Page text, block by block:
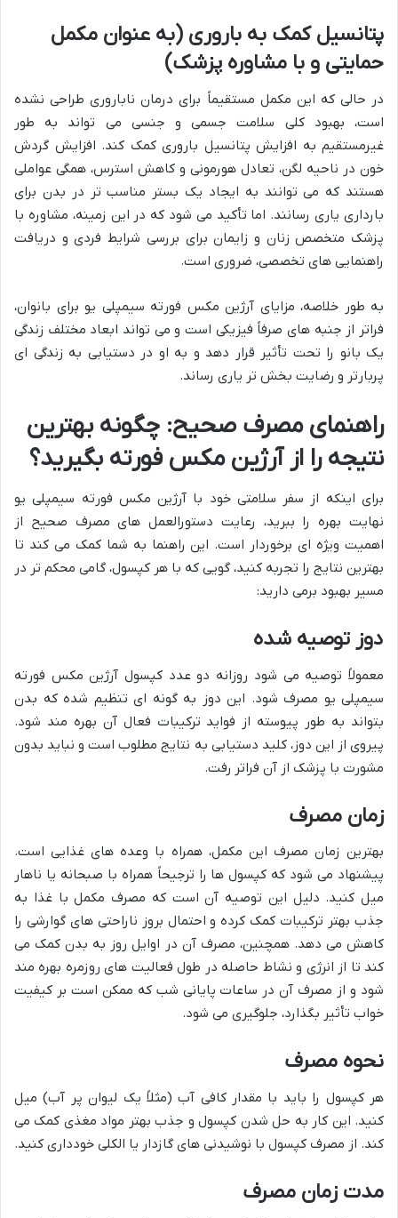
پتانسیل کمک به باروری (به عنوان مکمل
حمایتی و با مشاوره پزشک)
در حالی که این مکمل مستقیماً برای درمان ناباروری طراحی نشده
است، بهبود کلی سلامت جسمی و جنسی می تواند به طور
غیرمستقیم به افزایش پتانسیل باروری کمک کند. افزایش گردش
خون در ناحیه لگن، تعادل هورمونی و کاهش استرس، همگی عواملی
هستند که می توانند به ایجاد یک بستر مناسب تر در بدن برای
بارداری یاری رسانند. اما تأکید می شود که در این زمینه، مشاوره با
پزشک متخصص زنان و زایمان برای بررسی شرایط فردی و دریافت
راهنمایی های تخصصی، ضروری است.
به طور خلاصه، مزایای آرژین مکس فورته سیمپلی یو برای بانوان،
فراتر از جنبه های صرفاً فیزیکی است و می تواند ابعاد مختلف زندگی
یک بانو را تحت تأثیر قرار دهد و به او در دستیابی به زندگی ای
پربارتر و رضایت بخش تر یاری رساند.
راهنمای مصرف صحیح: چگونه بهترین
نتیجه را از آرژین مکس فورته بگیرید؟
برای اینکه از سفر سلامتی خود با آرژین مکس فورته سیمپلی یو
نهایت بهره را ببرید، رعایت دستورالعمل های مصرف صحیح از
اهمیت ویژه ای برخوردار است. این راهنما به شما کمک می کند تا
بهترین نتایج را تجربه کنید، گویی که با هر کپسول، گامی محکم تر در
مسیر بهبود برمی دارید:
دوز توصیه شده
معمولاً توصیه می شود روزانه دو عدد کپسول آرژین مکس فورته
سیمپلی یو مصرف شود. این دوز به گونه ای تنظیم شده که بدن
بتواند به طور پیوسته از فواید ترکیبات فعال آن بهره مند شود.
پیروی از این دوز، کلید دستیابی به نتایج مطلوب است و نباید بدون
مشورت با پزشک از آن فراتر رفت.
زمان مصرف
بهترین زمان مصرف این مکمل، همراه با وعده های غذایی است.
پیشنهاد می شود که کپسول ها را ترجیحاً همراه با صبحانه یا ناهار
میل کنید. دلیل این توصیه آن است که مصرف مکمل با غذا به
جذب بهتر ترکیبات کمک کرده و احتمال بروز ناراحتی های گوارشی را
کاهش می دهد. همچنین، مصرف آن در اوایل روز به بدن کمک می
کند تا از انرژی و نشاط حاصله در طول فعالیت های روزمره بهره مند
شود و از مصرف آن در ساعات پایانی شب که ممکن است بر کیفیت
خواب تأثیر بگذارد، جلوگیری می شود.
نحوه مصرف
هر کپسول را باید با مقدار کافی آب (مثلاً یک لیوان پر آب) میل
کنید. این کار به حل شدن کپسول و جذب بهتر مواد مغذی کمک می
کند. از مصرف کپسول با نوشیدنی های گازدار یا الکلی خودداری کنید.
مدت زمان مصرف